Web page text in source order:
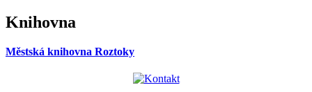
Knihovna
Městská knihovna Roztoky